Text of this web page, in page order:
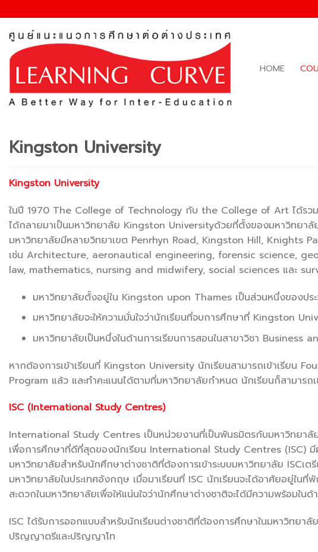
to
content
HOME
Kingston University
Kingston University
ในปี 1970 The College of Technology กับ the College of Art ได้รว
ได้กลายมาเป็นมหาวิทยาลัย Kingston Universityด้วยที่ตั้งของมหาวิทยา
มหาวิทยาลัยมีหลายวิทยาเขต Penrhyn Road, Kingston Hill, Knights
เช่น Architecture, aeronautical engineering, forensic science,
law, mathematics, nursing and midwifery, social sciences และ
มหาวิทยาลัยตั้งอยู่ใน Kingston upon Thames เป็นส่วนหนึ่งของปร
มหาวิทยาลัยจะให้ความมั่นใจว่านักเรียนที่จบการศึกษาที่ Kingston
มหาวิทยาลัยเป็นหนึ่งในด้านการเรียนการสอนในสาขาวิชา Business
หากต้องการเข้าเรียนที่ Kingston University นักเรียนสามารถเข้าเรียน
Program แล้ว และทำคะแนนได้ตามที่มหาวิทยาลัยกำหนด นักเรียนก็สามาร
ISC (International Study Centres)
International Study Centres เป็นหน่วยงานที่เป็นพันธมิตรกับมหาวิทยาลั
เพื่อการศึกษาที่ดีที่สุดของนักเรียน International Study Centres (ISC) มี
มหาวิทยาลัยสำหรับนักศึกษาต่างชาติที่ต้องการเข้าระบบมหาวิทยาลัย ISCเ
มหาวิทยาลัยในประเทศอังกฤษ เมื่อมาเรียนที่ ISC นักเรียนจะได้อาศัยอยู่ใน
สะดวกในมหาวิทยาลัยเพื่อให้แน่นใจว่านักศึกษาต่างชาติจะได้มีความพร้อมใ
ISC ได้รับการออกแบบสำหรับนักเรียนต่างชาติที่ต้องการศึกษาในมหาวิทยาลั
ปริญญาตรีและปริญญาโท